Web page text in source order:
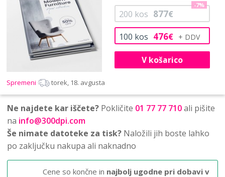
100 kos 476€
200 kos 877€
-7%
V košarico
Spremeni torek, 18. avgusta
Ne najdete kar iščete? Pokličite 01 77 77 710ali pišite
na info@300dpi.com
Še nimate datoteke za tisk? Naložili jih boste lahko
po zaključku nakupa ali naknadno
Cene so končne in najbolj ugodne pri dobavi v